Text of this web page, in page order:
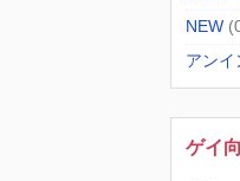
NEW
アンイ
ゲイ